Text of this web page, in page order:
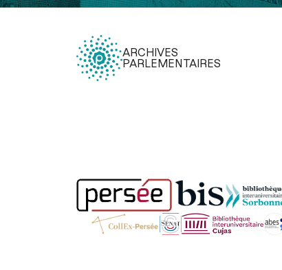
ARCHIVES
PARLEMENTAIRES